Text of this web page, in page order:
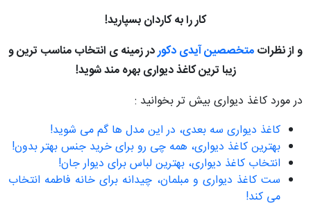
کار را به کاردان بسپارید!
و از نظراتمتخصصین آیدی دکوردر زمینه ی انتخاب مناسب ترین و
زیبا ترین کاغذ دیواری بهره مند شوید!
در مورد کاغذ دیواری بیش تر بخوانید :
کاغذ دیواری سه بعدی، در این مدل ها گم می شوید!
بهترین کاغذ دیواری، همه چی رو برای خرید جنس بهتر بدون!
انتخاب کاغذ دیواری، بهترین لباس برای دیوار جان!
ست کاغذ دیواری و مبلمان، چیدانه برای خانه فاطمه انتخاب
می کند!